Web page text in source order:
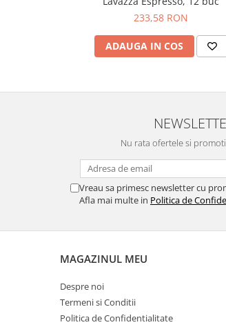
233,58 RON
ADAUGA IN COS
Nu rata ofertele si
Vreau sa primesc newsletter cu
Afla mai multe in Politica de
MAGAZINUL MEU
Despre noi
Termeni si Conditii
Politica de Confidentialitate